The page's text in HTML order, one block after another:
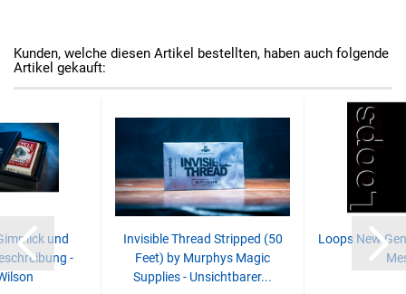
Kunden, welche diesen Artikel bestellten, haben auch folgende
Artikel gekauft:
und
-
Invisible Thread Stripped (50
Feet) by Murphys Magic
Supplies - Unsichtbarer...
Loops New